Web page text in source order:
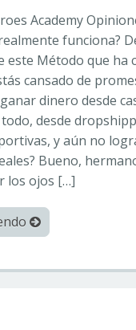
Academy
funciona?
este Método que ha
cansado de
dinero desde
desde
y aún no
Bueno,
los ojos […]